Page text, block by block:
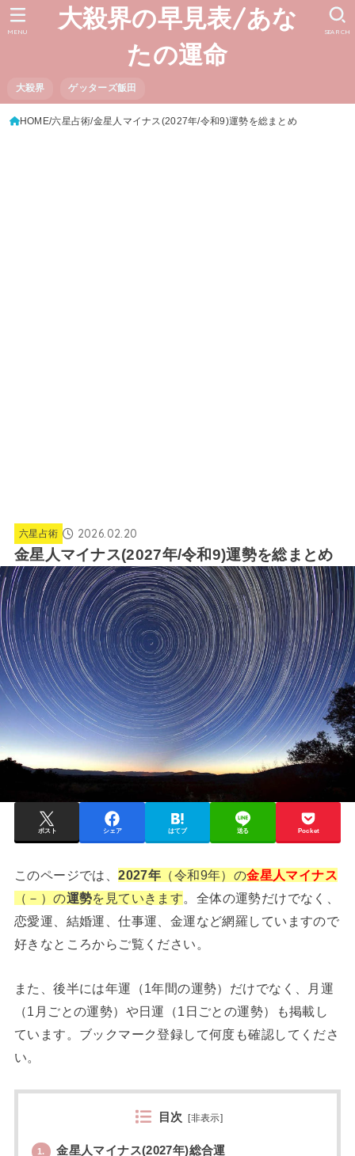
大殺界の早見表/あな
たの運命
大殺界 ゲッターズ飯田
SEARCH
MENU
HOME 六星占術 金星人マイナス(2027年/令和9)運勢を総まとめ
六星占術 2026.02.20
金星人マイナス(2027年/令和9)運勢を総まとめ
ポスト シェア はてブ 送る Pocket
このページでは、2027年 （令和9年）の金星人マイナス
（－）の運勢を見ていきます。全体の運勢だけでなく、
恋愛運、結婚運、仕事運、金運など網羅していますので
好きなところからご覧ください。
また、後半には年運（1年間の運勢）だけでなく、月運
（1月ごとの運勢）や日運（1日ごとの運勢）も掲載し
ています。ブックマーク登録して何度も確認してくださ
い。
目次 [非表示]
1. 金星人マイナス(2027年)総合運